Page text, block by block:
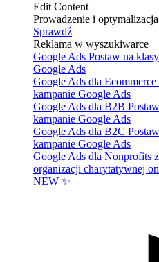
Edit Content
Prowadzenie i
Sprawdź
Reklama w wyszukiwarce
Google Ads Postaw na
Google Ads
Google Ads dla Ecommerce
kampanie Google Ads
Google Ads dla B2B
kampanie Google Ads
Google Ads dla B2C
kampanie Google Ads
Google Ads dla Nonprofits
organizacji charytatywnej
NEW ✨